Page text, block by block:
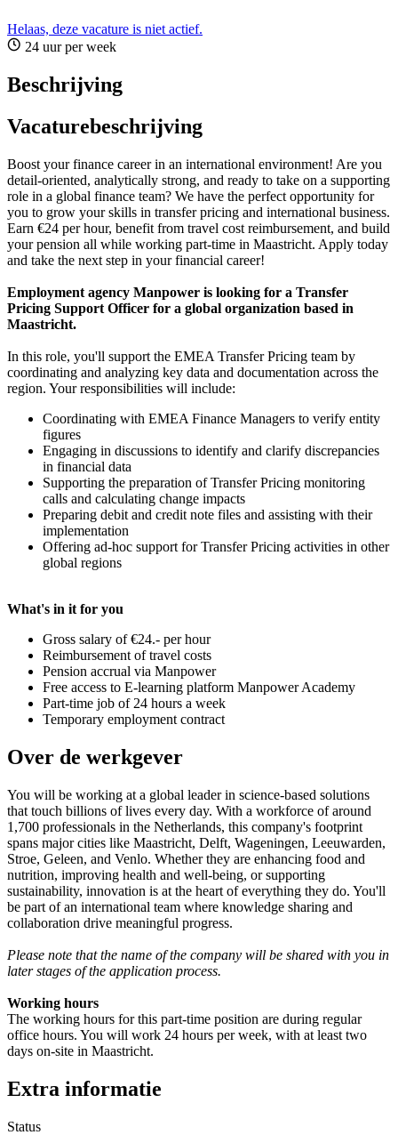
Helaas, deze vacature is niet actief.
24 uur per week
Beschrijving
Vacaturebeschrijving
Boost your finance career in an international environment! Are you
detail-oriented, analytically strong, and ready to take on a supporting
role in a global finance team? We have the perfect opportunity for
you to grow your skills in transfer pricing and international business.
Earn €24 per hour, benefit from travel cost reimbursement, and build
your pension all while working part-time in Maastricht. Apply today
and take the next step in your financial career!
Employment agency Manpower is looking for a Transfer
Pricing Support Officer for a global organization based in
Maastricht.
In this role, you'll support the EMEA Transfer Pricing team by
coordinating and analyzing key data and documentation across the
region. Your responsibilities will include:
Coordinating with EMEA Finance Managers to verify entity
figures
Engaging in discussions to identify and clarify discrepancies
in financial data
Supporting the preparation of Transfer Pricing monitoring
calls and calculating change impacts
Preparing debit and credit note files and assisting with their
implementation
Offering ad-hoc support for Transfer Pricing activities in other
global regions
What's in it for you
Gross salary of €24.- per hour
Reimbursement of travel costs
Pension accrual via Manpower
Free access to E-learning platform Manpower Academy
Part-time job of 24 hours a week
Temporary employment contract
Over de werkgever
You will be working at a global leader in science-based solutions
that touch billions of lives every day. With a workforce of around
1,700 professionals in the Netherlands, this company's footprint
spans major cities like Maastricht, Delft, Wageningen, Leeuwarden,
Stroe, Geleen, and Venlo. Whether they are enhancing food and
nutrition, improving health and well-being, or supporting
sustainability, innovation is at the heart of everything they do. You'll
be part of an international team where knowledge sharing and
collaboration drive meaningful progress.
Please note that the name of the company will be shared with you in
later stages of the application process.
Working hours
The working hours for this part-time position are during regular
office hours. You will work 24 hours per week, with at least two
days on-site in Maastricht.
Extra informatie
Status